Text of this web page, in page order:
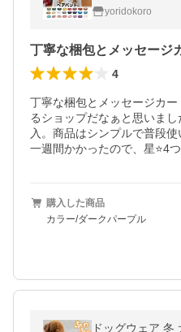
サリーヘッドバ
yoridokoro
4
丁寧な梱包とメッセージカ
るショップだなぁと思いま
入。商品はシンプルで普段使
一週間かかったので、星⭐️4
購入した商品
カラー/ダークパープル
ドッグウェア 冬